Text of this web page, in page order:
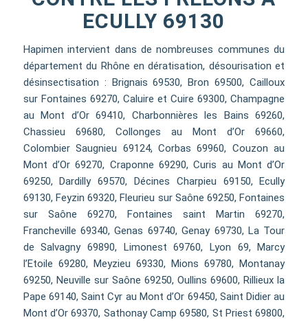
ECULLY 69130
Hapimen intervient dans de nombreuses communes du
département du Rhône en dératisation, désourisation et
désinsectisation : Brignais 69530, Bron 69500, Cailloux
sur Fontaines 69270, Caluire et Cuire 69300, Champagne
au Mont d’Or 69410, Charbonnières les Bains 69260,
Chassieu 69680, Collonges au Mont d’Or 69660,
Colombier Saugnieu 69124, Corbas 69960, Couzon au
Mont d’Or 69270, Craponne 69290, Curis au Mont d’Or
69250, Dardilly 69570, Décines Charpieu 69150, Ecully
69130, Feyzin 69320, Fleurieu sur Saône 69250, Fontaines
sur Saône 69270, Fontaines saint Martin 69270,
Francheville 69340, Genas 69740, Genay 69730, La Tour
de Salvagny 69890, Limonest 69760, Lyon 69, Marcy
l’Etoile 69280, Meyzieu 69330, Mions 69780, Montanay
69250, Neuville sur Saône 69250, Oullins 69600, Rillieux la
Pape 69140, Saint Cyr au Mont d’Or 69450, Saint Didier au
Mont d’Or 69370, Sathonay Camp 69580, St Priest 69800,